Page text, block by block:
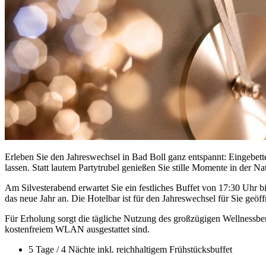
Erleben Sie den Jahreswechsel in Bad Boll ganz entspannt:
lassen. Statt lautem Partytrubel genießen Sie stille Momente in der
Am Silvesterabend erwartet Sie ein festliches Buffet von 17:30 Uhr
das neue Jahr an. Die Hotelbar ist für den Jahreswechsel für Sie
Für Erholung sorgt die tägliche Nutzung des großzügigen
kostenfreiem WLAN ausgestattet sind.
5 Tage / 4 Nächte inkl. reichhaltigem Frühstücksbuffet